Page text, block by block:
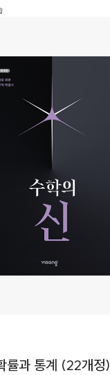
률과 통계 (22개정)